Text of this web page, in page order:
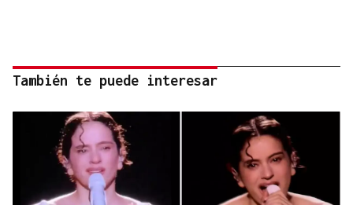
También te puede interesar